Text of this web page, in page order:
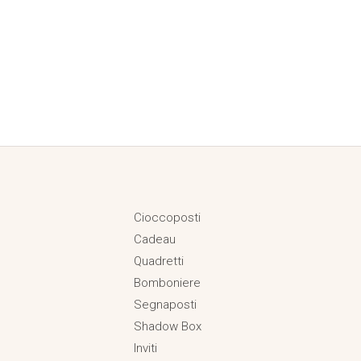
Cioccoposti
Cadeau
Quadretti
Bomboniere
Segnaposti
Shadow Box
Inviti